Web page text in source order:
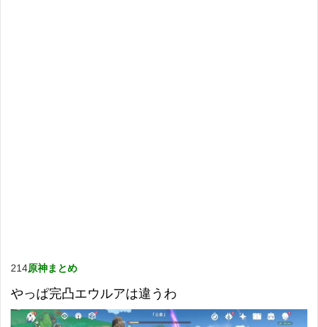
214原神まとめ
やっぱ完凸エウルアは違うわ